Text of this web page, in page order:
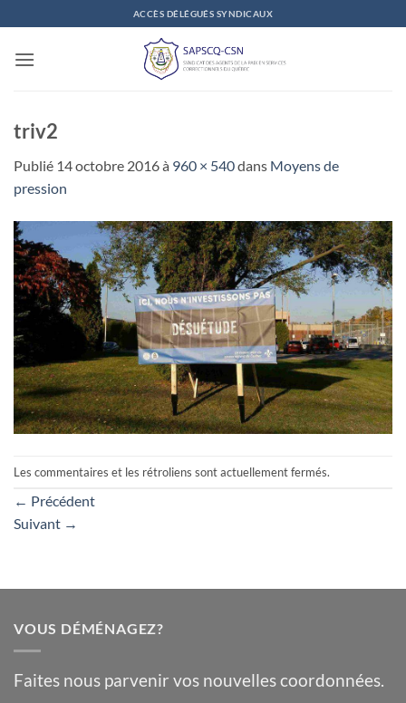
au
contenu
ACCÈS DÉLÉGUÉS SYNDICAUX
triv2
Publié 14 octobre 2016à 960 × 540dans Moyens de
pression
Les commentaires et les rétroliens sont actuellement fermés.
← Précédent
Suivant →
VOUS DÉMÉNAGEZ?
Faites nous parvenir vos nouvelles coordonnées.